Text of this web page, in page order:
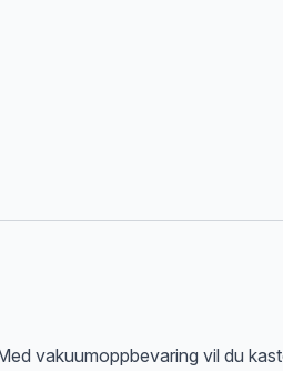
vakuumoppbevaring vil du